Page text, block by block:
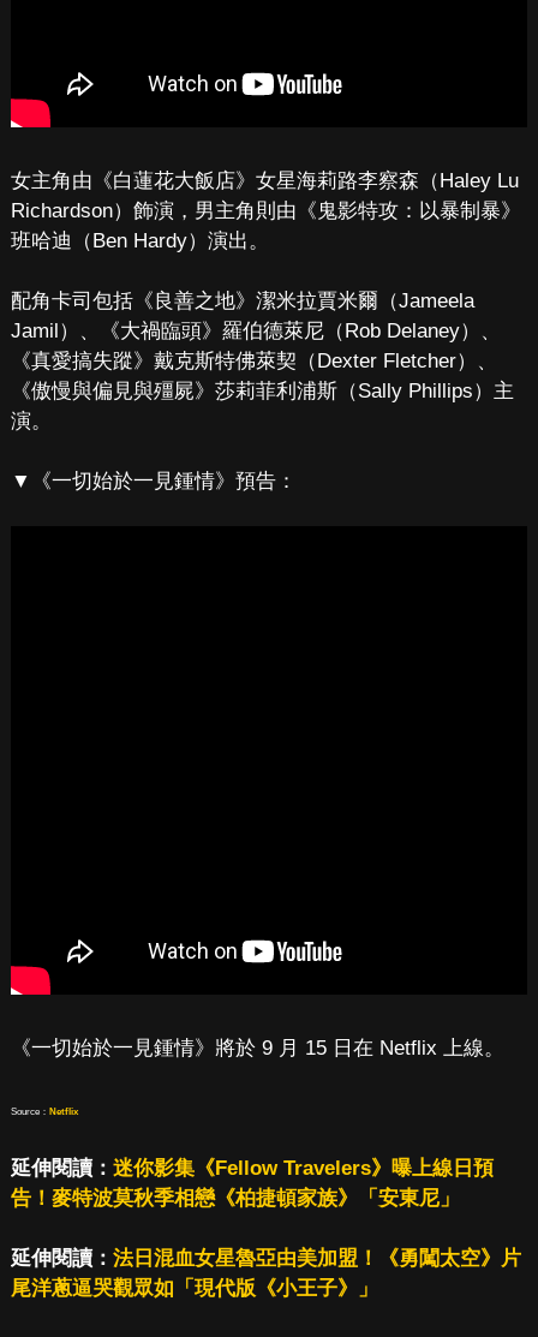
女主角由《白蓮花大飯店》女星海莉路李察森（Haley Lu
Richardson）飾演，男主角則由《鬼影特攻：以暴制暴》
班哈迪（Ben Hardy）演出。
配角卡司包括《良善之地》潔米拉賈米爾（Jameela
Jamil）、《大禍臨頭》羅伯德萊尼（Rob Delaney）、
《真愛搞失蹤》戴克斯特佛萊契（Dexter Fletcher）、
《傲慢與偏見與殭屍》莎莉菲利浦斯（Sally Phillips）主
演。
▼《一切始於一見鍾情》預告：
《一切始於一見鍾情》將於 9 月 15 日在 Netflix 上線。
Source： Netflix
延伸閱讀： 迷你影集《Fellow Travelers》曝上線日預
告！麥特波莫秋季相戀《柏捷頓家族》「安東尼」
延伸閱讀： 法日混血女星魯亞由美加盟！《勇闖太空》片
尾洋蔥逼哭觀眾如「現代版《小王子》」